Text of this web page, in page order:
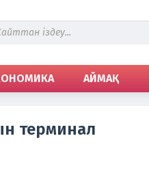
АЙМАҚ
терминал